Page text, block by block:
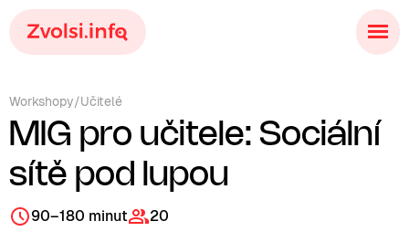
Workshopy/Učitelé
MIG pro učitele: Sociální
sítě pod lupou
90–180 minut 20